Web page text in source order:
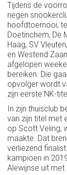
Tijdens de
negen
hoofdtoernooi,
Doetinchem, De
Haag, SV
en Westend
afgelopen
bereiken. Die
opvolger wordt
zijn eerste NK-
In zijn thuisclub
van zijn titel met
op Scott Veling,
maakte. Dat
verliezend
kampioen in
Alewijnse uit met